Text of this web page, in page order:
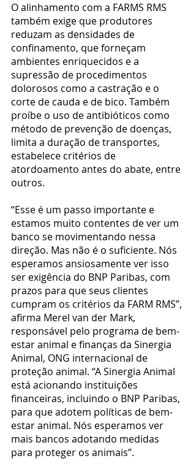
O alinhamento com a FARMS RMS
também exige que produtores
reduzam as densidades de
confinamento, que forneçam
ambientes enriquecidos e a
supressão de procedimentos
dolorosos como a castração e o
corte de cauda e de bico. Também
proíbe o uso de antibióticos como
método de prevenção de doenças,
limita a duração de transportes,
estabelece critérios de
atordoamento antes do abate, entre
outros.
“Esse é um passo importante e
estamos muito contentes de ver um
banco se movimentando nessa
direção. Mas não é o suficiente. Nós
esperamos ansiosamente ver isso
ser exigência do BNP Paribas, com
prazos para que seus clientes
cumpram os critérios da FARM RMS”,
afirma Merel van der Mark,
responsável pelo programa de bem-
estar animal e finanças da Sinergia
Animal, ONG internacional de
proteção animal. “A Sinergia Animal
está acionando instituições
financeiras, incluindo o BNP Paribas,
para que adotem políticas de bem-
estar animal. Nós esperamos ver
mais bancos adotando medidas
para proteger os animais”.